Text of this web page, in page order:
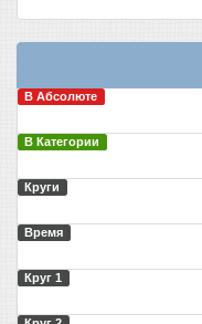
В Абсолюте
В Категории
Круги
Время
Круг 1